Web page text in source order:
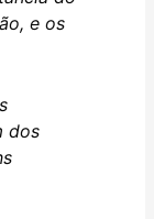
e os
dos